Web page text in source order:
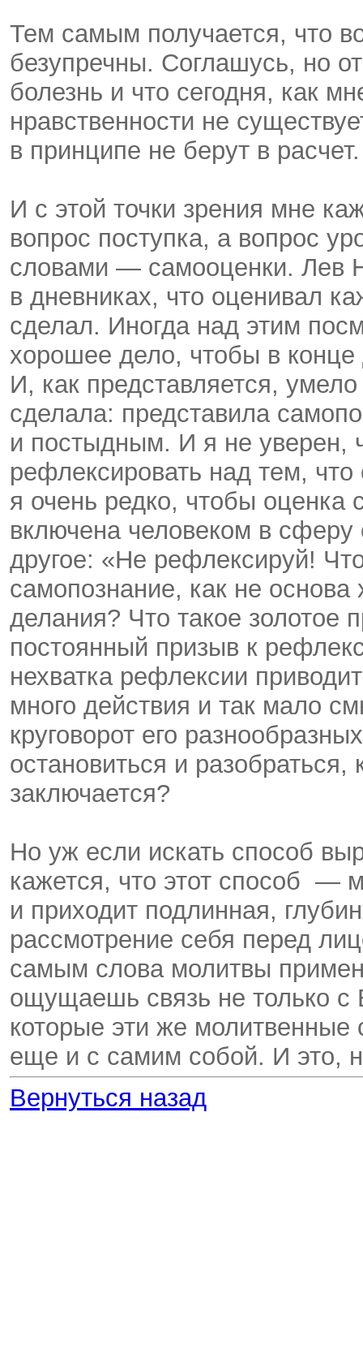
Тем самым получается, что
безупречны. Соглашусь, но
болезнь и что сегодня, как
нравственности не
в принципе не берут в расчет.
И с этой точки зрения мне
вопрос поступка, а вопрос
словами — самооценки. Лев
в дневниках, что оценивал
сделал. Иногда над этим
хорошее дело, чтобы в конце
И, как представляется,
сделала: представила
и постыдным. И я не уверен,
рефлексировать над тем,
я очень редко, чтобы оценка
включена человеком в
другое: «Не рефлексируй!
самопознание, как не основа
делания? Что такое золотое
постоянный призыв к
нехватка рефлексии
много действия и так мало
круговорот его
остановиться и
заключается?
Но уж если искать способ
кажется, что этот способ —
и приходит подлинная,
рассмотрение себя перед
самым слова молитвы
ощущаешь связь не только
которые эти же молитвенные
еще и с самим собой. И это,
Вернуться назад